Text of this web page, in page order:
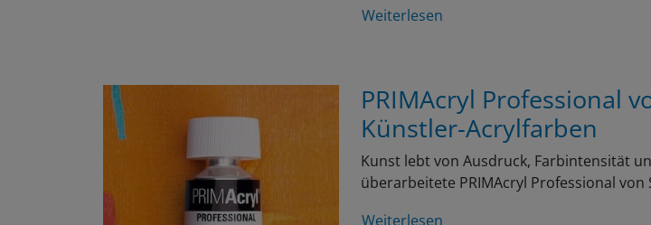
Weiterlesen
PRIMAcryl Professional
Künstler-Acrylfarben
Kunst lebt von Ausdruck, Farbintensität
überarbeitete PRIMAcryl Professional
Weiterlesen